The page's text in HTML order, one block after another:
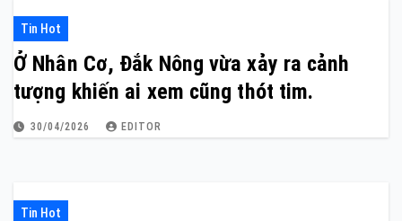
Tin Hot
Ở Nhân Cơ, Đắk Nông vừa xảy ra cảnh
tượng khiến ai xem cũng thót tim.
30/04/2026 EDITOR
Tin Hot